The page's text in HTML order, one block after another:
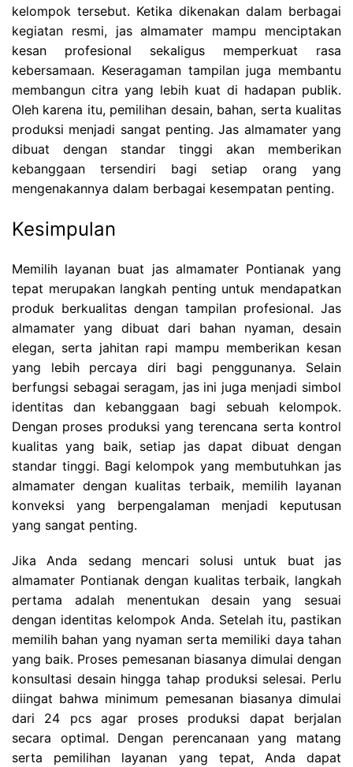
kelompok tersebut. Ketika dikenakan dalam berbagai
kegiatan resmi, jas almamater mampu menciptakan
kesan profesional sekaligus memperkuat rasa
kebersamaan. Keseragaman tampilan juga membantu
membangun citra yang lebih kuat di hadapan publik.
Oleh karena itu, pemilihan desain, bahan, serta kualitas
produksi menjadi sangat penting. Jas almamater yang
dibuat dengan standar tinggi akan memberikan
kebanggaan tersendiri bagi setiap orang yang
mengenakannya dalam berbagai kesempatan penting.
Kesimpulan
Memilih layanan buat jas almamater Pontianak yang
tepat merupakan langkah penting untuk mendapatkan
produk berkualitas dengan tampilan profesional. Jas
almamater yang dibuat dari bahan nyaman, desain
elegan, serta jahitan rapi mampu memberikan kesan
yang lebih percaya diri bagi penggunanya. Selain
berfungsi sebagai seragam, jas ini juga menjadi simbol
identitas dan kebanggaan bagi sebuah kelompok.
Dengan proses produksi yang terencana serta kontrol
kualitas yang baik, setiap jas dapat dibuat dengan
standar tinggi. Bagi kelompok yang membutuhkan jas
almamater dengan kualitas terbaik, memilih layanan
konveksi yang berpengalaman menjadi keputusan
yang sangat penting.
Jika Anda sedang mencari solusi untuk buat jas
almamater Pontianak dengan kualitas terbaik, langkah
pertama adalah menentukan desain yang sesuai
dengan identitas kelompok Anda. Setelah itu, pastikan
memilih bahan yang nyaman serta memiliki daya tahan
yang baik. Proses pemesanan biasanya dimulai dengan
konsultasi desain hingga tahap produksi selesai. Perlu
diingat bahwa minimum pemesanan biasanya dimulai
dari 24 pcs agar proses produksi dapat berjalan
secara optimal. Dengan perencanaan yang matang
serta pemilihan layanan yang tepat, Anda dapat